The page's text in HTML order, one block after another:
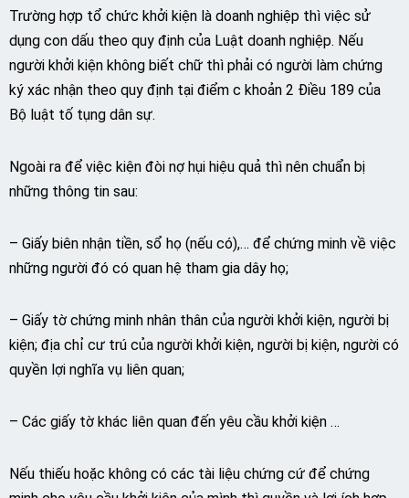
Trường hợp tổ chức khởi kiện là doanh nghiệp thì việc sử
dụng con dấu theo quy định của Luật doanh nghiệp. Nếu
người khởi kiện không biết chữ thì phải có người làm chứng
ký xác nhận theo quy định tại điểm c khoản 2 Điều 189 của
Bộ luật tố tụng dân sự.
Ngoài ra để việc kiện đòi nợ hụi hiệu quả thì nên chuẩn bị
những thông tin sau:
– Giấy biên nhận tiền, sổ họ (nếu có),… để chứng minh về việc
những người đó có quan hệ tham gia dây họ;
– Giấy tờ chứng minh nhân thân của người khởi kiện, người bị
kiện; địa chỉ cư trú của người khởi kiện, người bị kiện, người có
quyền lợi nghĩa vụ liên quan;
– Các giấy tờ khác liên quan đến yêu cầu khởi kiện …
Nếu thiếu hoặc không có các tài liệu chứng cứ để chứng